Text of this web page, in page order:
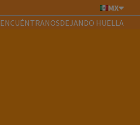
MX
ENCUÉNTRANOSDEJANDO HUELLA